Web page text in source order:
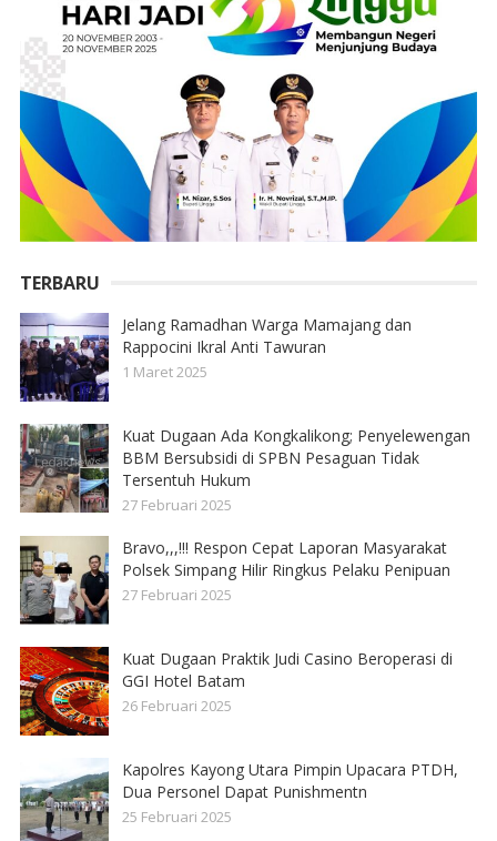
TERBARU
Jelang Ramadhan Warga Mamajang dan
Rappocini Ikral Anti Tawuran
1 Maret 2025
Kuat Dugaan Ada Kongkalikong; Penyelewengan
BBM Bersubsidi di SPBN Pesaguan Tidak
Tersentuh Hukum
27 Februari 2025
Bravo,,,!!! Respon Cepat Laporan Masyarakat
Polsek Simpang Hilir Ringkus Pelaku Penipuan
27 Februari 2025
Kuat Dugaan Praktik Judi Casino Beroperasi di
GGI Hotel Batam
26 Februari 2025
Kapolres Kayong Utara Pimpin Upacara PTDH,
Dua Personel Dapat Punishmentn
25 Februari 2025